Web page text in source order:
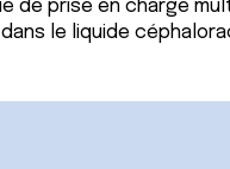
de prise en
dans le liquide